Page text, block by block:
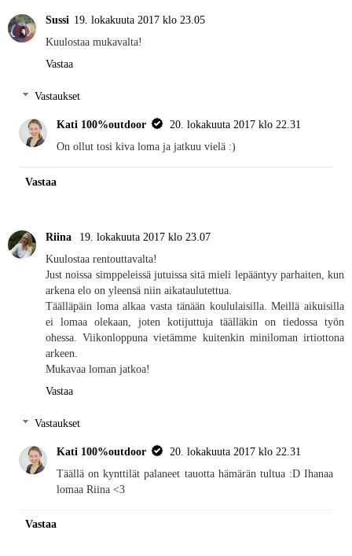
Sussi 19. lokakuuta 2017 klo 23.05
Kuulostaa mukavalta!
Vastaa
Vastaukset
Kati 100%outdoor
20. lokakuuta 2017 klo 22.31
On ollut tosi kiva loma ja jatkuu vielä :)
Vastaa
Riina
19. lokakuuta 2017 klo 23.07
Kuulostaa rentouttavalta!
Just noissa simppeleissä jutuissa sitä mieli lepääntyy parhaiten, kun
arkena elo on yleensä niin aikataulutettua.
Täälläpäin loma alkaa vasta tänään koululaisilla. Meillä aikuisilla
ei lomaa olekaan, joten kotijuttuja täälläkin on tiedossa työn
ohessa. Viikonloppuna vietämme kuitenkin miniloman irtiottona
arkeen.
Mukavaa loman jatkoa!
Vastaa
Vastaukset
Kati 100%outdoor
20. lokakuuta 2017 klo 22.31
Täällä on kynttilät palaneet tauotta hämärän tultua :D Ihanaa
lomaa Riina <3
Vastaa